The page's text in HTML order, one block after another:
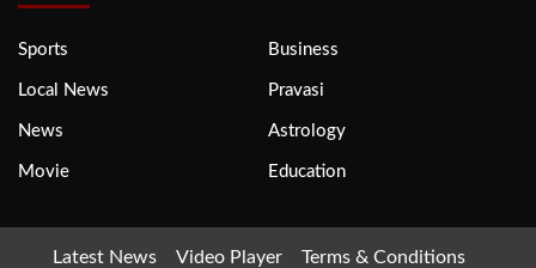
Sports Business
Local News Pravasi
News Astrology
Movie Education
Latest News Video Player Terms & Conditions